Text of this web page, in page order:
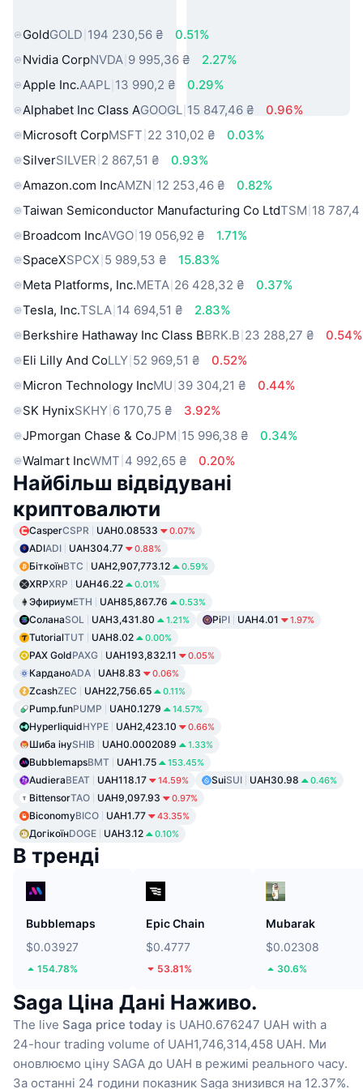
GoldGOLD 194 230,56 ₴
0.51%
Nvidia CorpNVDA 9 995,36 ₴
2.27%
Apple Inc.AAPL 13 990,2 ₴
0.29%
Alphabet Inc Class AGOOGL 15 847,46 ₴
0.96%
Microsoft CorpMSFT 22 310,02 ₴
0.03%
SilverSILVER 2 867,51 ₴
0.93%
Amazon.com IncAMZN 12 253,46 ₴
0.82%
Taiwan Semiconductor Manufacturing Co LtdTSM 18 787,4
Broadcom IncAVGO 19 056,92 ₴
1.71%
SpaceXSPCX 5 989,53 ₴
15.83%
Meta Platforms, Inc.META 26 428,32 ₴
0.37%
Tesla, Inc.TSLA 14 694,51 ₴
2.83%
Berkshire Hathaway Inc Class BBRK.B 23 288,27 ₴
0.54%
Eli Lilly And CoLLY 52 969,51 ₴
0.52%
Micron Technology IncMU 39 304,21 ₴
0.44%
SK HynixSKHY 6 170,75 ₴
3.92%
JPmorgan Chase & CoJPM 15 996,38 ₴
0.34%
Walmart IncWMT 4 992,65 ₴ 0.20%
Найбільш відвідувані
криптовалюти
CasperCSPR UAH0.08533 0.07%
ADIADI UAH304.77 0.88%
БіткоїнBTC UAH2,907,773.12 0.59%
XRPXRP UAH46.22 0.01%
ЭфириумETH UAH85,867.76 0.53%
СоланаSOL UAH3,431.80 1.21% PiPI UAH4.01 1.97%
TutorialTUT UAH8.02 0.00%
PAX GoldPAXG UAH193,832.11 0.05%
КарданоADA UAH8.83 0.06%
ZcashZEC UAH22,756.65 0.11%
Pump.funPUMP UAH0.1279 14.57%
HyperliquidHYPE UAH2,423.10 0.66%
Шиба інуSHIB UAH0.0002089 1.33%
BubblemapsBMT UAH1.75 153.45%
AudieraBEAT UAH118.17 14.59% SuiSUI UAH30.98 0.46%
BittensorTAO UAH9,097.93 0.97%
BiconomyBICO UAH1.77 43.35%
ДогікоїнDOGE UAH3.12 0.10%
В тренді
Bubblemaps
$0.03927
154.78%
Epic Chain
$0.4777
53.81%
Mubarak
$0.02308
30.6%
Saga Ціна Дані Наживо.
The live Saga price today is UAH0.676247 UAH with a
24-hour trading volume of UAH1,746,314,458 UAH. Ми
оновлюємо ціну SAGA до UAH в режимі реального часу.
За останні 24 години показник Saga знизився на 12.37%.